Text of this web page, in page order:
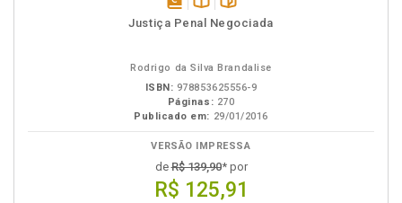
disponívelDisponível
páginas
Justiça Penal Negociada
Rodrigo da Silva Brandalise
ISBN: 978853625556-9
Páginas: 270
Publicado em: 29/01/2016
VERSÃO IMPRESSA
deR$ 139,90* por
R$ 125,91